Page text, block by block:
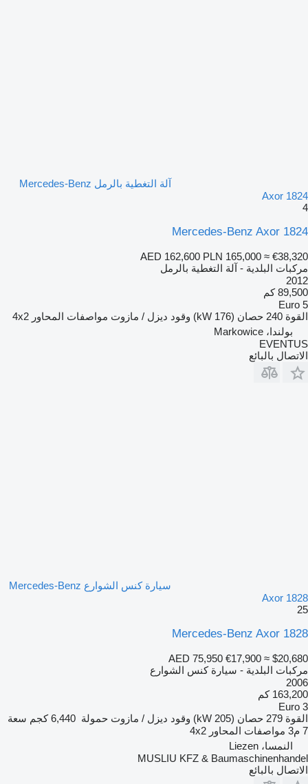
آلة التغطية بالرمل Mercedes-Benz
Axor 1824
4
Mercedes-Benz Axor 1824
AED 162,600 PLN 165,000 ≈ €38,320
مركبات البلدية - آلة التغطية بالرمل
2012
89,500 كم
Euro 5
القوة 240 حصان (176 kW) وقود ديزل / مازوت مواصفات المحاور 4x2
بولندا، Markowice
EVENTUS
الاتصال بالبائع
سيارة كنس الشوارع Mercedes-Benz
Axor 1828
25
Mercedes-Benz Axor 1828
AED 75,950 €17,900 ≈ $20,680
مركبات البلدية - سيارة كنس الشوارع
2006
163,200 كم
Euro 3
القوة 279 حصان (205 kW) وقود ديزل / مازوت حمولة 6,440 كجم
سعة
7 م3
مواصفات المحاور 4x2
النمسا، Liezen
MUSLIU KFZ & Baumaschinenhandel
الاتصال بالبائع